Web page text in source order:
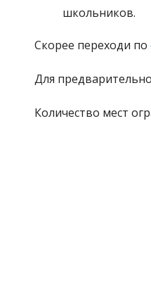
школьников.
Скорее переходи по
Для
Количество мест